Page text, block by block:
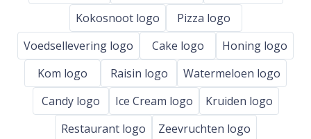
Kokosnoot logo
Pizza logo
Voedsellevering logo
Cake logo
Honing logo
Kom logo
Raisin logo
Watermeloen logo
Candy logo
Ice Cream logo
Kruiden logo
Restaurant logo
Zeevruchten logo